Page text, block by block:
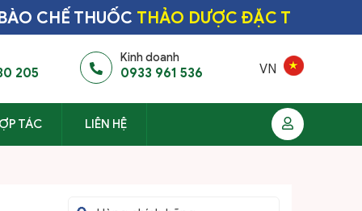
THUỐCTHẢO DƯỢC ĐẶC TRỊ HÀNG
205
Kinh doanh
0933 961 536 VN
TÁC LIÊN HỆ